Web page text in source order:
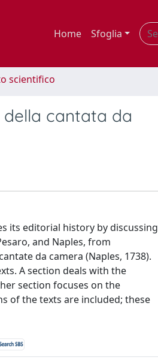
Home Sfoglia
scientifico
della cantata da
its editorial history by discussing
and Naples, from
da camera (Naples, 1738).
A section deals with the
section focuses on the
of the texts are included; these